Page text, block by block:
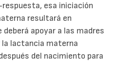
esa iniciación
resultará en
apoyar a las madres
la lactancia materna
del nacimiento para